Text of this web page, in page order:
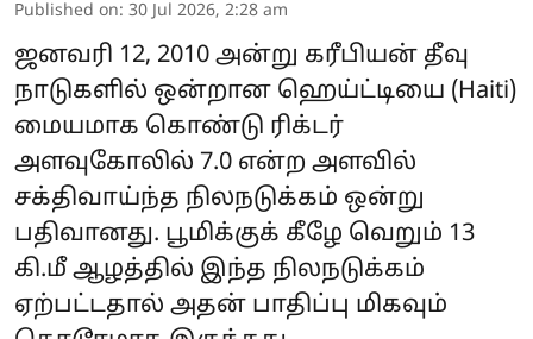
Published on: 30 Jul 2026, 2:28 am
ஜனவரி 12, 2010 அன்று கரீபியன் தீவு
நாடுகளில் ஒன்றான ஹெய்ட்டியை (Haiti)
மையமாக கொண்டு ரிக்டர்
அளவுகோலில் 7.0 என்ற அளவில்
சக்திவாய்ந்த நிலநடுக்கம் ஒன்று
பதிவானது. பூமிக்குக் கீழே வெறும் 13
கி.மீ ஆழத்தில் இந்த நிலநடுக்கம்
ஏற்பட்டதால் அதன் பாதிப்பு மிகவும்